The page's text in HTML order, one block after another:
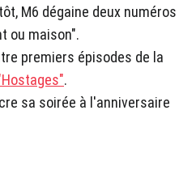
M6 dégaine deux numéros
ou maison".
premiers épisodes de la
.
sa soirée à l'anniversaire